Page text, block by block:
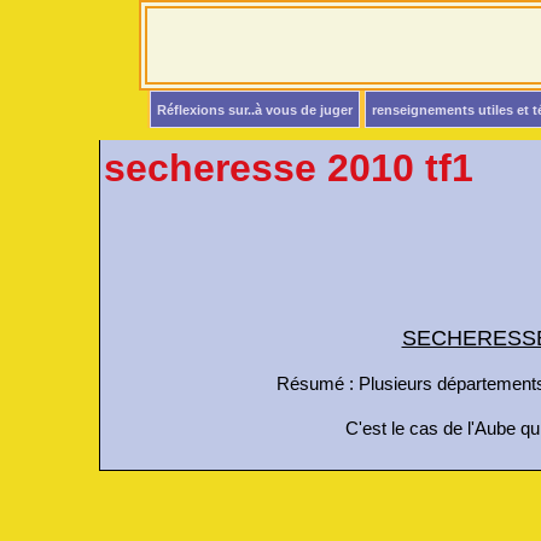
Réflexions sur..à vous de juger renseignements utiles et
secheresse 2010 tf1
Résumé : Plusieurs
C'est le cas de l'Aube